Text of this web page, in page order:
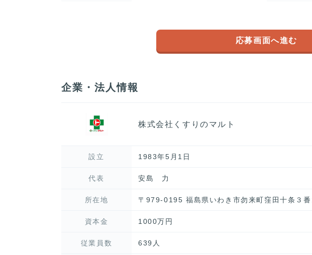
応募画面へ進む
企業・法人情報
株式会社くすりのマルト
設立 1983年5月1日
代表 安島 力
所在地 〒979-0195 福島県いわき市勿来町窪田十条３番
資本金 1000万円
従業員数 639人